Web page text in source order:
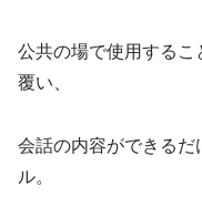
公共の場で使用する
覆い、
会話の内容ができる
ル。